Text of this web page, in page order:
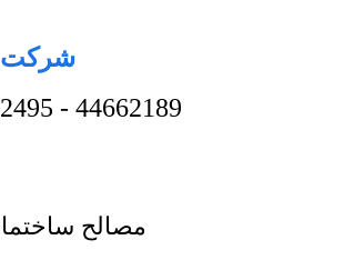
شرکت
44662189
-
مصالح